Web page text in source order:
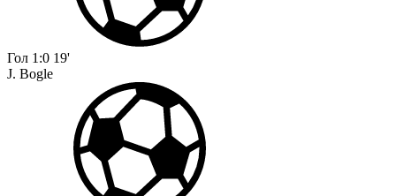
Гол 1:0 19'
J. Bogle